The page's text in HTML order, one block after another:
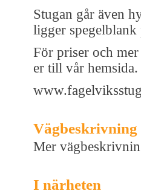
Stugan går även
ligger spegelblank
För priser och
er till vår hemsida.
Vägbeskrivning
Mer
I närheten